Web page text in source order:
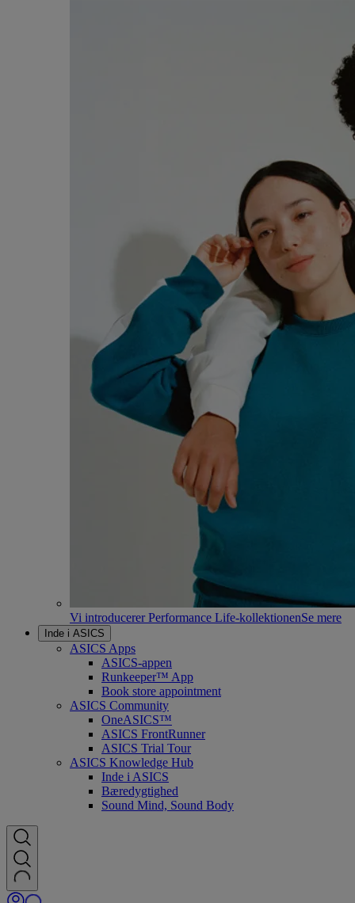
Vi introducerer Performance Life-kollektionenSe mere
Inde i ASICS
ASICS Apps
ASICS-appen
Runkeeper™ App
Book store appointment
ASICS Community
OneASICS™
ASICS FrontRunner
ASICS Trial Tour
ASICS Knowledge Hub
Inde i ASICS
Bæredygtighed
Sound Mind, Sound Body